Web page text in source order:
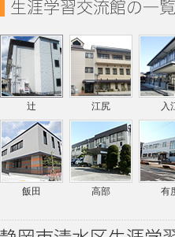
辻 江尻 入
飯田 高部 有